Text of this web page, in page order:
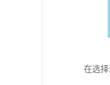
在选择